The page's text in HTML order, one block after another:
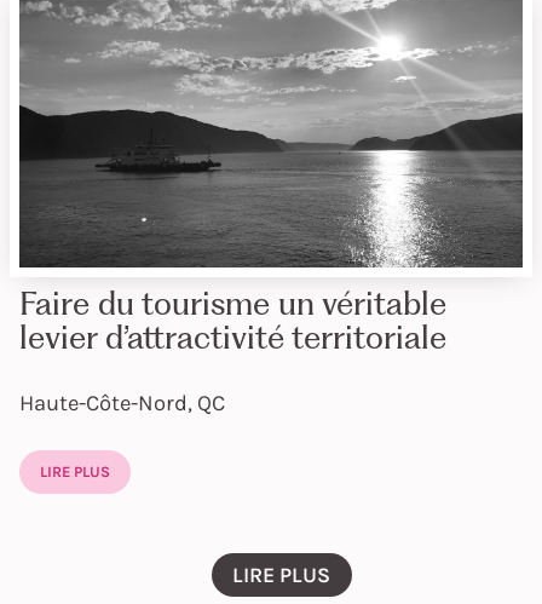
Faire du tourisme un véritable
levier d’attractivité territoriale
Haute-Côte-Nord, QC
LIRE PLUS
LIRE PLUS